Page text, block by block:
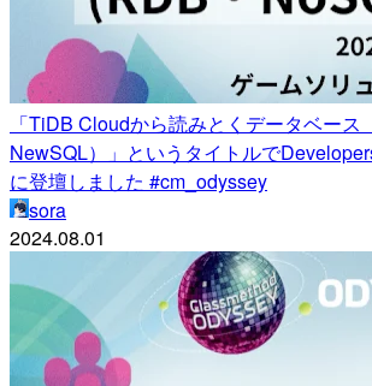
「TiDB Cloudから読みとくデータベース
NewSQL）」というタイトルで
に登壇しました #cm_odyssey
sora
2024.08.01